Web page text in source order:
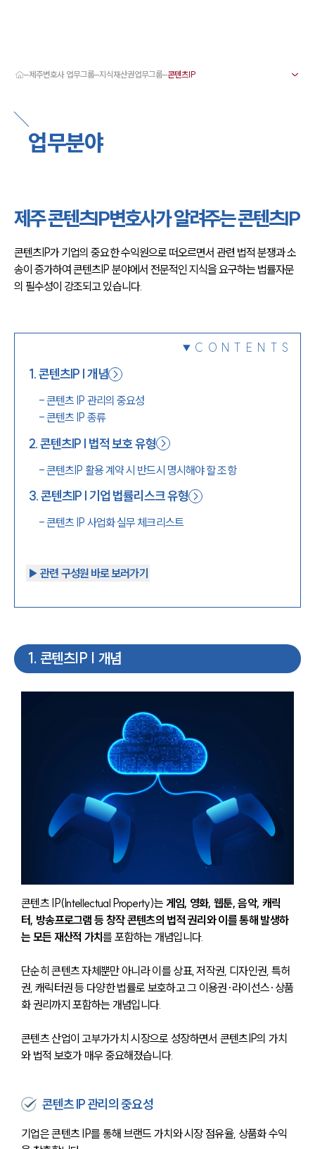
서울·제주변호사
제주형사전문변호사
제주이혼전문변호사
제주학교폭력변호사
제주변호사 주요 업무사례
제주 분사무소 오시는 길
채용정보
제주변호사 업무그룹 지식재산권업무그룹
업무분야
제주 콘텐츠IP변호사가 알려주는 콘텐츠IP
콘텐츠IP가 기업의 중요한 수익원으로 떠오르면서 관련 법적 분쟁과 소
송이 증가하여 콘텐츠IP 분야에서 전문적인 지식을 요구하는 법률자문
의 필수성이 강조되고 있습니다.
CONTENTS
1.콘텐츠IP | 개념
-콘텐츠 IP 관리의 중요성
-콘텐츠 IP 종류
2.콘텐츠IP | 법적 보호 유형
-콘텐츠IP 활용 계약 시 반드시 명시해야 할 조항
3.콘텐츠IP | 기업 법률리스크 유형
-콘텐츠 IP 사업화 실무 체크리스트
▶︎ 관련 구성원 바로 보러가기
1 . 콘텐츠IP | 개념
콘텐츠 IP(Intellectual Property)는 게임, 영화, 웹툰, 음악, 캐릭
터, 방송프로그램 등 창작 콘텐츠의 법적 권리와 이를 통해 발생하
는 모든 재산적 가치를 포함하는 개념입니다.
단순히 콘텐츠 자체뿐만 아니라 이를 상표, 저작권, 디자인권, 특허
권, 캐릭터권 등 다양한 법률로 보호하고 그 이용권·라이선스·상품
화 권리까지 포함하는 개념입니다.
콘텐츠 산업이 고부가가치 시장으로 성장하면서 콘텐츠IP의 가치
와 법적 보호가 매우 중요해졌습니다.
콘텐츠 IP 관리의 중요성
기업은 콘텐츠 IP를 통해 브랜드 가치와 시장 점유율, 상품화 수익